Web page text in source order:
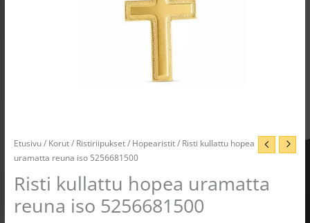
Etusivu/ Korut/ Ristiriipukset/ Hopearistit/ Risti kullattu hopea
uramatta reuna iso 5256681500
Risti kullattu hopea uramatta
reuna iso 5256681500